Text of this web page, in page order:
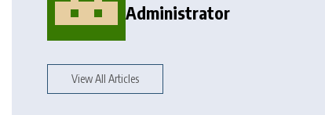
Administrator
View All Articles